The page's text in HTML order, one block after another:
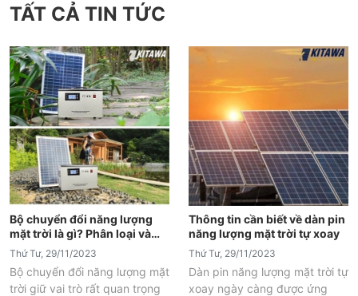
TẤT CẢ TIN TỨC
Bộ chuyển đổi năng lượng
mặt trời là gì? Phân loại và
ứng dụng
Thứ Tư, 29/11/2023
Bộ chuyển đổi năng lượng mặt
trời giữ vai trò rất quan trọng
Thông tin cần biết về dàn pin
năng lượng mặt trời tự xoay
Thứ Tư, 29/11/2023
Dàn pin năng lượng mặt trời tự
xoay ngày càng được ứng